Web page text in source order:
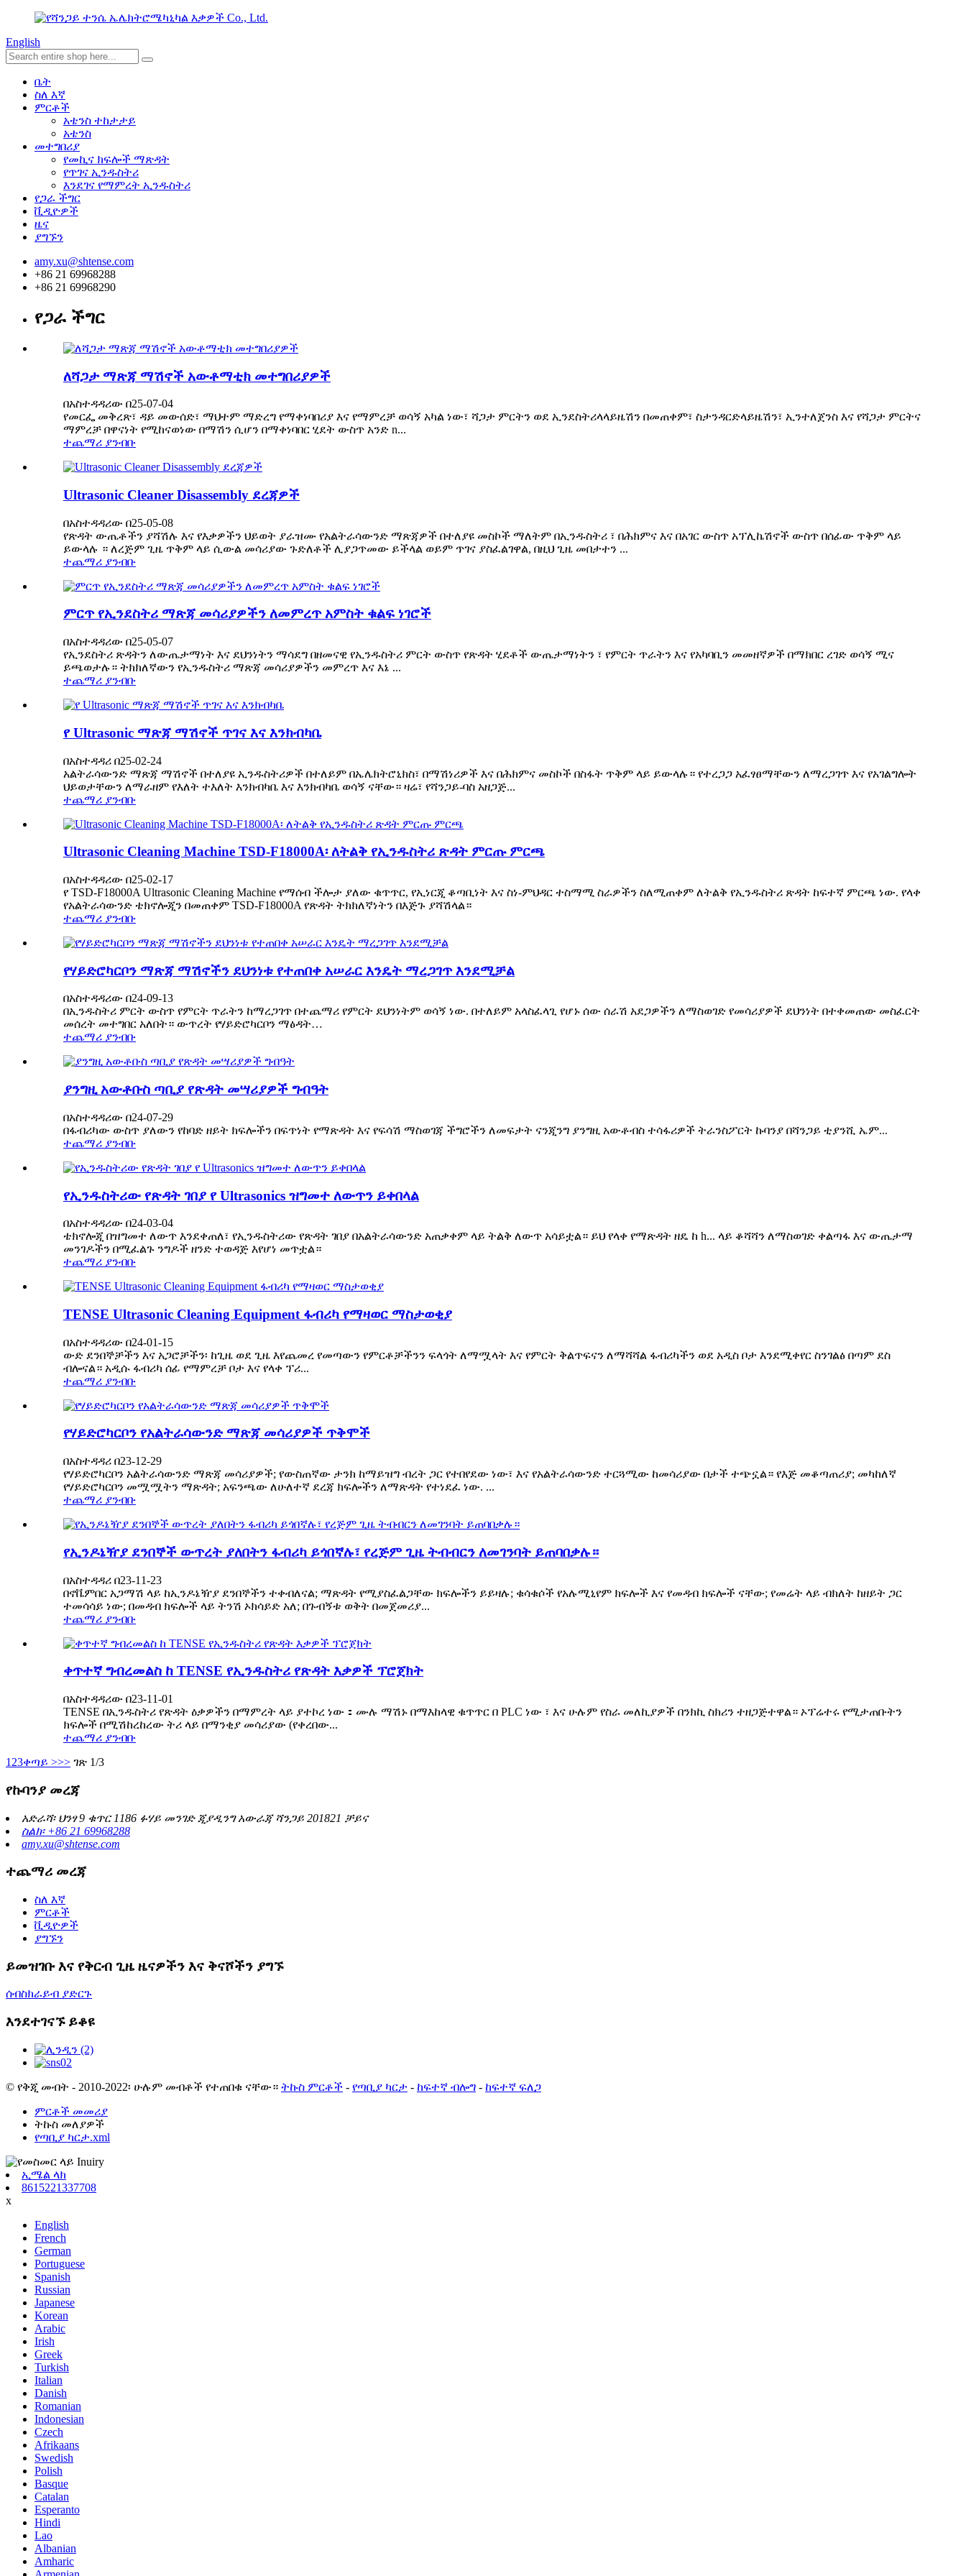
English
ቤት
ስለ እኛ
ምርቶች
አቴንስ ተከታታይ
አቴንስ
መተግበሪያ
የመኪና ክፍሎች ማጽዳት
የጥገና ኢንዱስትሪ
እንደገና የማምረት ኢንዱስትሪ
የጋራ ችግር
ቪዲዮዎች
ዜና
ያግኙን
amy.xu@shtense.com
+86 21 69968288
+86 21 69968290
የጋራ ችግር
ለሻጋታ ማጽጃ ማሽኖች አውቶማቲክ መተግበሪያዎች
በአስተዳዳሪው በ25-07-04
የመርፌ መቅረጽ፣ ዳይ መውሰድ፣ ማህተም ማድረግ የማቀነባበሪያ እና የማምረቻ ወሳኝ አካል ነው፣ ሻጋታ ምርትን ወደ ኢንደስትሪላላይዜሽን በመጠቀም፣ ስታንዳርድላይዜሽን፣ ኢንተለጀንስ እና የሻጋታ ምርትና
ማምረቻ በዋናነት የሚከናወነው በማሽን ሲሆን በማቀነባበር ሂደት ውስጥ አንድ n...
ተጨማሪ ያንብቡ
Ultrasonic Cleaner Disassembly ደረጃዎች
በአስተዳዳሪው በ25-05-08
የጽዳት ውጤቶችን ያሻሽሉ እና የእቃዎችን ህይወት ያራዝሙ የአልትራሳውንድ ማጽጃዎች በተለያዩ መስኮች ማለትም በኢንዱስትሪ ፣ በሕክምና እና በአገር ውስጥ አፕሊኬሽኖች ውስጥ በሰፊው ጥቅም ላይ
ይውላሉ ። ለረጅም ጊዜ ጥቅም ላይ ሲውል መሳሪያው ጉድለቶች ሊያጋጥመው ይችላል ወይም ጥገና ያስፈልገዋል, በዚህ ጊዜ መበታተን ...
ተጨማሪ ያንብቡ
ምርጥ የኢንደስትሪ ማጽጃ መሳሪያዎችን ለመምረጥ አምስት ቁልፍ ነገሮች
በአስተዳዳሪው በ25-05-07
የኢንደስትሪ ጽዳትን ለውጤታማነት እና ደህንነትን ማሳደግ በዘመናዊ የኢንዱስትሪ ምርት ውስጥ የጽዳት ሂደቶች ውጤታማነትን ፣ የምርት ጥራትን እና የአካባቢን መመዘኛዎች በማክበር ረገድ ወሳኝ ሚና
ይጫወታሉ። ትክክለኛውን የኢንዱስትሪ ማጽጃ መሳሪያዎችን መምረጥ እና እኔ ...
ተጨማሪ ያንብቡ
የ Ultrasonic ማጽጃ ማሽኖች ጥገና እና እንክብካቤ
በአስተዳዳሪ በ25-02-24
አልትራሳውንድ ማጽጃ ማሽኖች በተለያዩ ኢንዱስትሪዎች በተለይም በኤሌክትሮኒክስ፣ በማሽነሪዎች እና በሕክምና መስኮች በስፋት ጥቅም ላይ ይውላሉ። የተረጋጋ አፈፃፀማቸውን ለማረጋገጥ እና የአገልግሎት
ህይወታቸውን ለማራዘም የእለት ተእለት እንክብካቤ እና እንክብካቤ ወሳኝ ናቸው። ዛሬ፣ የሻንጋይ-ባስ አዘጋጅ...
ተጨማሪ ያንብቡ
Ultrasonic Cleaning Machine TSD-F18000A፡ ለትልቅ የኢንዱስትሪ ጽዳት ምርጡ ምርጫ
በአስተዳዳሪው በ25-02-17
የ TSD-F18000A Ultrasonic Cleaning Machine የማሰብ ችሎታ ያለው ቁጥጥር, የኢነርጂ ቆጣቢነት እና ስነ-ምህዳር ተስማሚ ስራዎችን ስለሚጠቀም ለትልቅ የኢንዱስትሪ ጽዳት ከፍተኛ ምርጫ ነው. የላቀ
የአልትራሳውንድ ቴክኖሎጂን በመጠቀም TSD-F18000A የጽዳት ትክክለኛነትን በእጅጉ ያሻሽላል።
ተጨማሪ ያንብቡ
የሃይድሮካርቦን ማጽጃ ማሽኖችን ደህንነቱ የተጠበቀ አሠራር እንዴት ማረጋገጥ እንደሚቻል
በአስተዳዳሪው በ24-09-13
በኢንዱስትሪ ምርት ውስጥ የምርት ጥራትን ከማረጋገጥ በተጨማሪ የምርት ደህንነትም ወሳኝ ነው. በተለይም አላስፈላጊ የሆኑ ሰው ሰራሽ አደጋዎችን ለማስወገድ የመሳሪያዎች ደህንነት በተቀመጠው መስፈርት
መሰረት መተግበር አለበት። ውጥረት የሃይድሮካርቦን ማፅዳት…
ተጨማሪ ያንብቡ
ያንግዚ አውቶቡስ ጣቢያ የጽዳት መሣሪያዎች ግብዓት
በአስተዳዳሪው በ24-07-29
በፋብሪካው ውስጥ ያለውን የከባድ ዘይት ክፍሎችን በፍጥነት የማጽዳት እና የፍሳሽ ማስወገጃ ችግሮችን ለመፍታት ናንጂንግ ያንግዚ አውቶብስ ተሳፋሪዎች ትራንስፖርት ኩባንያ በሻንጋይ ቲያንሺ ኤም...
ተጨማሪ ያንብቡ
የኢንዱስትሪው የጽዳት ገበያ የ Ultrasonics ዝግመተ ለውጥን ይቀበላል
በአስተዳዳሪው በ24-03-04
ቴክኖሎጂ በዝግመተ ለውጥ እንደቀጠለ፣ የኢንዱስትሪው የጽዳት ገበያ በአልትራሳውንድ አጠቃቀም ላይ ትልቅ ለውጥ አሳይቷል። ይህ የላቀ የማጽዳት ዘዴ ከ h... ላይ ቆሻሻን ለማስወገድ ቀልጣፋ እና ውጤታማ
መንገዶችን በሚፈልጉ ንግዶች ዘንድ ተወዳጅ እየሆነ መጥቷል።
ተጨማሪ ያንብቡ
TENSE Ultrasonic Cleaning Equipment ፋብሪካ የማዛወር ማስታወቂያ
በአስተዳዳሪው በ24-01-15
ውድ ደንበኞቻችን እና አጋሮቻችን፡ ከጊዜ ወደ ጊዜ እየጨመረ የመጣውን የምርቶቻችንን ፍላጎት ለማሟላት እና የምርት ቅልጥፍናን ለማሻሻል ፋብሪካችን ወደ አዲስ ቦታ እንደሚቀየር ስንገልፅ በጣም ደስ
ብሎናል። አዲሱ ፋብሪካ ሰፊ የማምረቻ ቦታ እና የላቀ ፕሪ...
ተጨማሪ ያንብቡ
የሃይድሮካርቦን የአልትራሳውንድ ማጽጃ መሳሪያዎች ጥቅሞች
በአስተዳዳሪ በ23-12-29
የሃይድሮካርቦን አልትራሳውንድ ማጽጃ መሳሪያዎች; የውስጠኛው ታንክ ከማይዝግ ብረት ጋር የተበየደው ነው፣ እና የአልትራሳውንድ ተርጓሚው ከመሳሪያው በታች ተጭኗል። የእጅ መቆጣጠሪያ; መካከለኛ
የሃይድሮካርቦን መሟሟትን ማጽዳት; አፍንጫው ለሁለተኛ ደረጃ ክፍሎችን ለማጽዳት የተነደፈ ነው. ...
ተጨማሪ ያንብቡ
የኢንዶኔዥያ ደንበኞች ውጥረት ያለበትን ፋብሪካ ይጎበኛሉ፣ የረጅም ጊዜ ትብብርን ለመገንባት ይጠባበቃሉ።
በአስተዳዳሪ በ23-11-23
በኖቬምበር አጋማሽ ላይ ከኢንዶኔዥያ ደንበኞችን ተቀብለናል; ማጽዳት የሚያስፈልጋቸው ክፍሎችን ይይዛሉ; ቁሳቁሶች የአሉሚኒየም ክፍሎች እና የመዳብ ክፍሎች ናቸው; የመሬት ላይ ብክለት ከዘይት ጋር
ተመሳሳይ ነው; በመዳብ ክፍሎች ላይ ትንሽ ኦክሳይድ አለ; በጉብኝቱ ወቅት በመጀመሪያ...
ተጨማሪ ያንብቡ
ቀጥተኛ ግብረመልስ ከ TENSE የኢንዱስትሪ የጽዳት እቃዎች ፕሮጀክት
በአስተዳዳሪው በ23-11-01
TENSE በኢንዱስትሪ የጽዳት ዕቃዎችን በማምረት ላይ ያተኮረ ነው：ሙሉ ማሽኑ በማእከላዊ ቁጥጥር በ PLC ነው ፣ እና ሁሉም የስራ መለኪያዎች በንክኪ ስክሪን ተዘጋጅተዋል። ኦፕሬተሩ የሚታጠቡትን
ክፍሎች በሚሽከረከረው ትሪ ላይ በማንቂያ መሳሪያው (የቀረበው...
ተጨማሪ ያንብቡ
1 23ቀጣይ >>> ገጽ 1/3
የኩባንያ መረጃ
አድራሻ፡ ህንፃ 9 ቁጥር 1186 ፉሃይ መንገድ ጂያዲንግ አውራጃ ሻንጋይ 201821 ቻይና
ስልክ፡ +86 21 69968288
amy.xu@shtense.com
ተጨማሪ መረጃ
ስለ እኛ
ምርቶች
ቪዲዮዎች
ያግኙን
ይመዝገቡ እና የቅርብ ጊዜ ዜናዎችን እና ቅናሾችን ያግኙ
ሰብስክራይብ ያድርጉ
እንደተገናኙ ይቆዩ
© የቅጂ መብት - 2010-2022፡ ሁሉም መብቶች የተጠበቁ ናቸው። ትኩስ ምርቶች - የጣቢያ ካርታ - ከፍተኛ ብሎግ - ከፍተኛ ፍለጋ
ምርቶች መመሪያ
ትኩስ መለያዎች
የጣቢያ ካርታ.xml
ኢሜል ላክ
8615221337708
x
English
French
German
Portuguese
Spanish
Russian
Japanese
Korean
Arabic
Irish
Greek
Turkish
Italian
Danish
Romanian
Indonesian
Czech
Afrikaans
Swedish
Polish
Basque
Catalan
Esperanto
Hindi
Lao
Albanian
Amharic